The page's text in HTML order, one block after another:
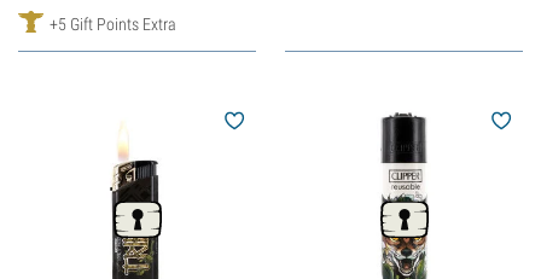
+5 Gift Points Extra